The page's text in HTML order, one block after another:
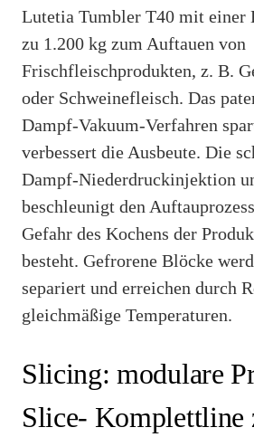
Lutetia Tumbler T40 mit einer
zu 1.200 kg zum Auftauen von
Frischfleischprodukten, z. B.
oder Schweinefleisch. Das
Dampf-Vakuum-Verfahren
verbessert die Ausbeute. Die
Dampf-Niederdruckinjektion
beschleunigt den
Gefahr des Kochens der
besteht. Gefrorene Blöcke
separiert und erreichen durch
gleichmäßige Temperaturen.
Slicing: modulare
Slice- Komplettline